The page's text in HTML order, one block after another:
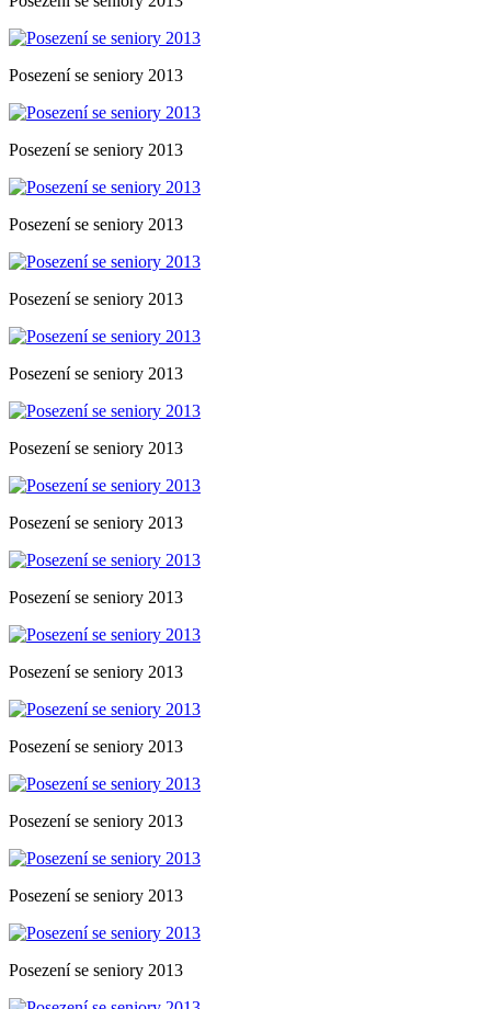
Posezení se seniory 2013
Posezení se seniory 2013
Posezení se seniory 2013
Posezení se seniory 2013
Posezení se seniory 2013
Posezení se seniory 2013
Posezení se seniory 2013
Posezení se seniory 2013
Posezení se seniory 2013
Posezení se seniory 2013
Posezení se seniory 2013
Posezení se seniory 2013
Posezení se seniory 2013